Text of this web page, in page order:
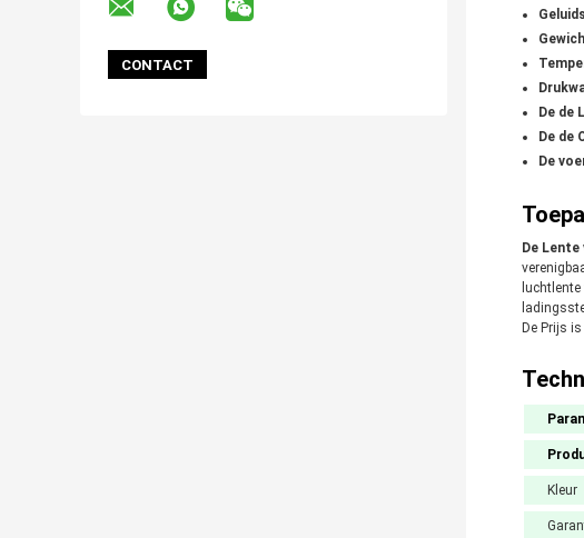
De de
De de
De
De Lente
De Prijs
Kleur